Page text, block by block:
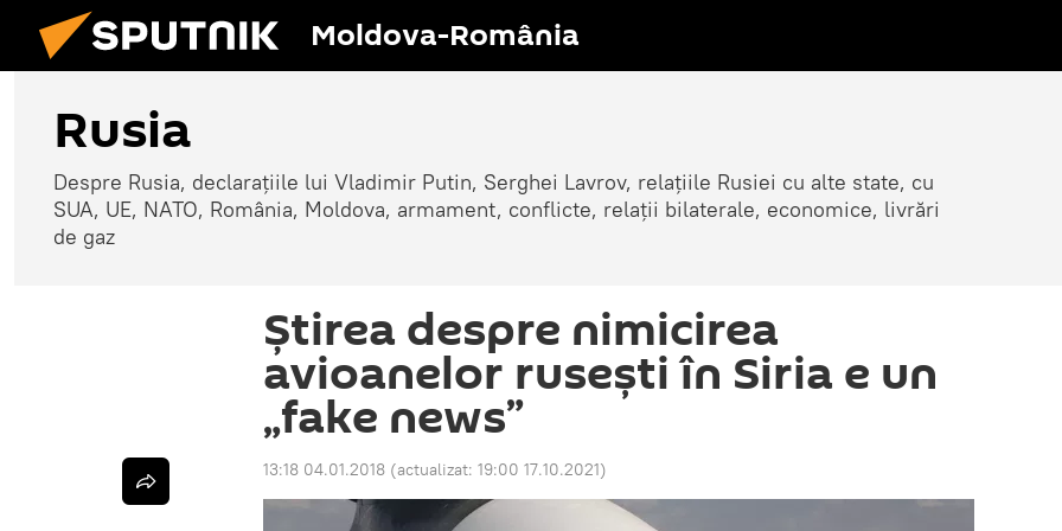
Moldova-România
Rusia
Despre Rusia, declarațiile lui Vladimir Putin, Serghei Lavrov, relațiile Rusiei cu alte state, cu
SUA, UE, NATO, România, Moldova, armament, conflicte, relații bilaterale, economice, livrări
de gaz
Știrea despre nimicirea
avioanelor rusești în Siria e un
„fake news”
13:18 04.01.2018 (actualizat: 19:00 17.10.2021)